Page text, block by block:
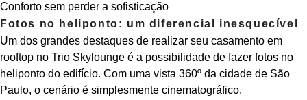
Conforto sem perder a sofisticação
Fotos no heliponto: um diferencial inesquecível
Um dos grandes destaques de realizar seu casamento em
rooftop no Trio Skylounge é a possibilidade de fazer fotos no
heliponto do edifício. Com uma vista 360º da cidade de São
Paulo, o cenário é simplesmente cinematográfico.